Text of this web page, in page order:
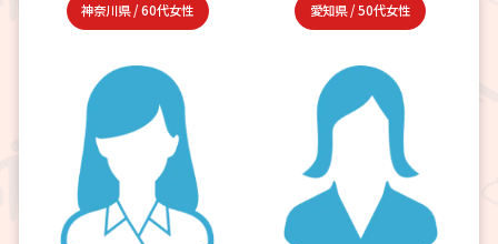
神奈川県/60代女性 愛知県/50代女性